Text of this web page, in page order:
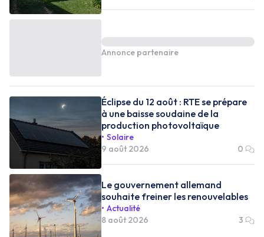
Annonce partenaire
Éclipse du 12 août : RTE se prépare
à une baisse soudaine de la
production photovoltaïque
Solaire
9 août 2026
0
Le gouvernement allemand
souhaite freiner les renouvelables
Actualité
8 août 2026
3